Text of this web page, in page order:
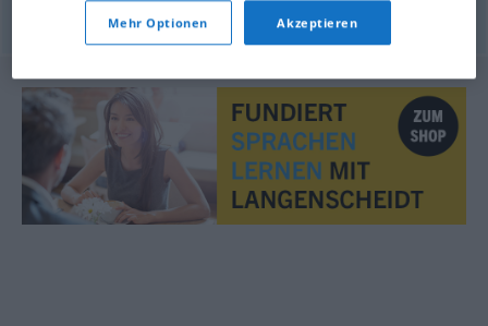
© OpenThesaurus.de
Mehr Optionen Akzeptieren